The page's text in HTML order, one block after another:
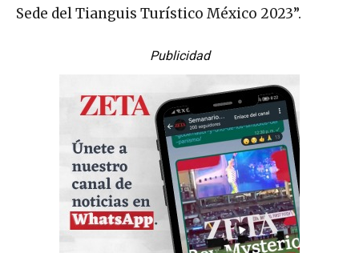
Sede del Tianguis Turístico México 2023”.
Publicidad